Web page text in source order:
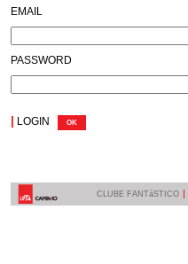
EMAIL
PASSWORD
| LOGIN
CLUBE FANTáSTICO